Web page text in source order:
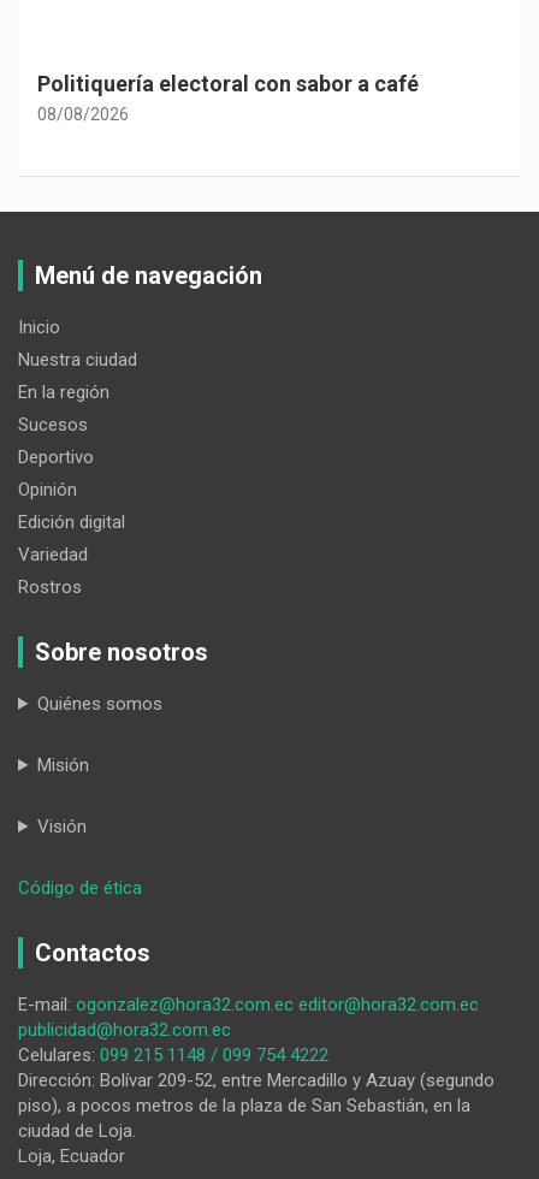
Politiquería electoral con sabor a café
08/08/2026
Menú de navegación
Inicio
Nuestra ciudad
En la región
Sucesos
Deportivo
Opinión
Edición digital
Variedad
Rostros
Sobre nosotros
Quiénes somos
Misión
Visión
Código de ética
y
de
agua
preocupan
a
Vilcabamba
Contactos
E-mail: ogonzalez@hora32.com.ec editor@hora32.com.ec
publicidad@hora32.com.ec
Celulares: 099 215 1148 / 099 754 4222
Dirección: Bolívar 209-52, entre Mercadillo y Azuay (segundo
piso), a pocos metros de la plaza de San Sebastián, en la
ciudad de Loja.
Loja, Ecuador